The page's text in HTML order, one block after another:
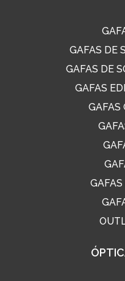
GAFAS DE
GAFAS DE
GAFAS
GAFAS